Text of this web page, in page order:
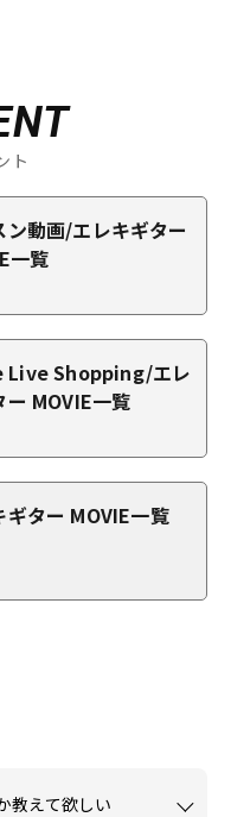
ト
ン動画/エレキギター
一覧
Live Shopping/エレ
ー MOVIE一覧
ギター MOVIE一覧
教えて欲しい